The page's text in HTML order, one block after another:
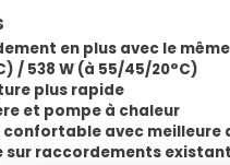
en plus avec le
/ 538 W (à 55/45/20°C)
plus rapide
et pompe à chaleur
avec meilleure
raccordements